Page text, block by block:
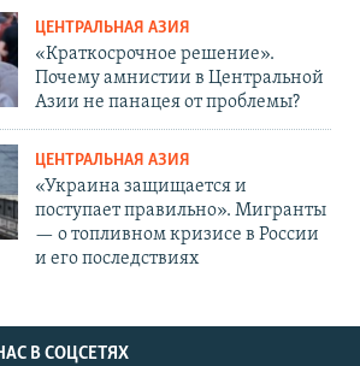
ЦЕНТРАЛЬНАЯ АЗИЯ
«Краткосрочное решение».
Почему амнистии в Центральной
Азии не панацея от проблемы?
ЦЕНТРАЛЬНАЯ АЗИЯ
«Украина защищается и
поступает правильно». Мигранты
— о топливном кризисе в России
и его последствиях
В СОЦСЕТЯХ